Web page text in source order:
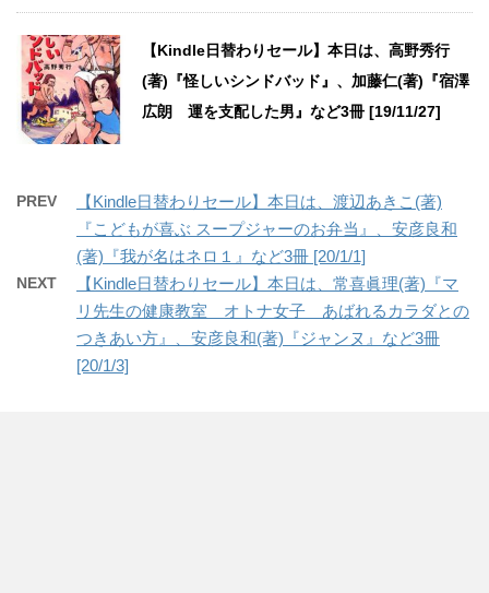
【Kindle日替わりセール】本日は、高野秀行
(著)『怪しいシンドバッド』、加藤仁(著)『宿澤
広朗 運を支配した男』など3冊 [19/11/27]
PREV
【Kindle日替わりセール】本日は、渡辺あきこ(著)
『こどもが喜ぶ スープジャーのお弁当』、安彦良和
(著)『我が名はネロ１』など3冊 [20/1/1]
NEXT
【Kindle日替わりセール】本日は、常喜眞理(著)『マ
リ先生の健康教室 オトナ女子 あばれるカラダとの
つきあい方』、安彦良和(著)『ジャンヌ』など3冊
[20/1/3]